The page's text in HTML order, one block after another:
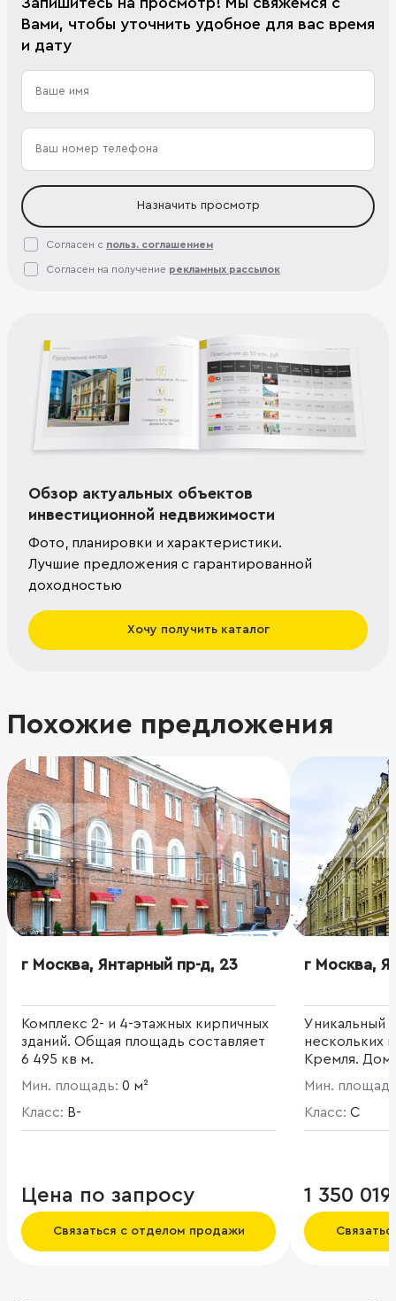
Вами, чтобы уточнить удобное для вас время
и дату
Назначить просмотр
Согласен с польз. соглашением
Согласен на получение рекламных рассылок
Обзор актуальных объектов
инвестиционной недвижимости
Фото, планировки и характеристики.
Лучшие предложения с гарантированной
доходностью
Хочу получить каталог
Похожие предложения
г Москва, Янтарный пр-д, 23
Комплекс 2- и 4-этажных кирпичных
зданий. Общая площадь составляет
6 495 кв м.
Мин. площадь: 0 м²
Класс: B-
Цена по запросу
Связаться с отделом продажи
г Москва,
Уникальный
нескольких
Кремля. Дом
графа
статус
наследия,
системой
объектам
Мин.
Класс: C
1 350